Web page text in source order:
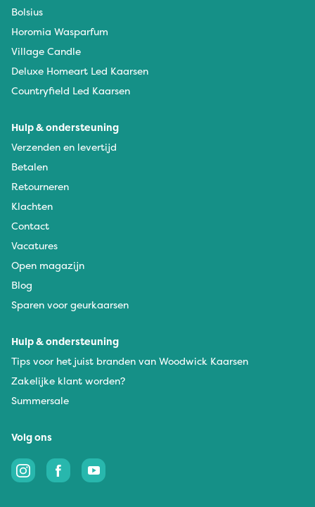
Bolsius
Horomia Wasparfum
Village Candle
Deluxe Homeart Led Kaarsen
Countryfield Led Kaarsen
Hulp & ondersteuning
Verzenden en levertijd
Betalen
Retourneren
Klachten
Contact
Vacatures
Open magazijn
Blog
Sparen voor geurkaarsen
Hulp & ondersteuning
Tips voor het juist branden van Woodwick Kaarsen
Zakelijke klant worden?
Summersale
Volg ons